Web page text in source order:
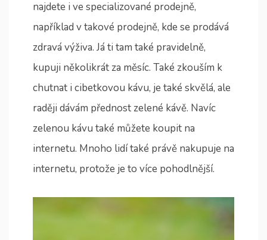
najdete i ve specializované prodejně,
například v takové prodejně, kde se prodává
zdravá výživa. Já ti tam také pravidelně,
kupuji několikrát za měsíc. Také zkouším k
chutnat i cibetkovou kávu, je také skvělá, ale
raději dávám přednost zelené kávě. Navíc
zelenou kávu také můžete koupit na
internetu. Mnoho lidí také právě nakupuje na
internetu, protože je to více pohodlnější.